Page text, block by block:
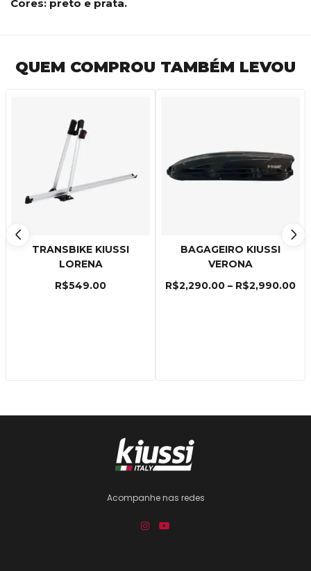
Cores: preto e prata.
QUEM COMPROU TAMBÉM LEVOU
TRANSBIKE KIUSSI
LORENA
R$549.00
BAGAGEIRO KIUSSI
VERONA
R$2,290.00 – R$2,990.00
Acompanhe nas redes